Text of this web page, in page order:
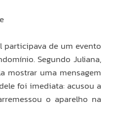
participava de um evento
Segundo Juliana,
mostrar uma mensagem
foi imediata: acusou a
o aparelho na